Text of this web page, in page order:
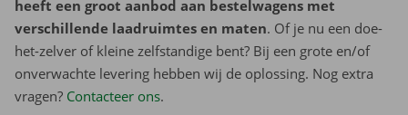
heeft een groot aanbod aan bestelwagens met
verschillende laadruimtes en maten. Of je nu een doe-
het-zelver of kleine zelfstandige bent? Bij een grote en/of
onverwachte levering hebben wij de oplossing. Nog extra
vragen? Contacteer ons.